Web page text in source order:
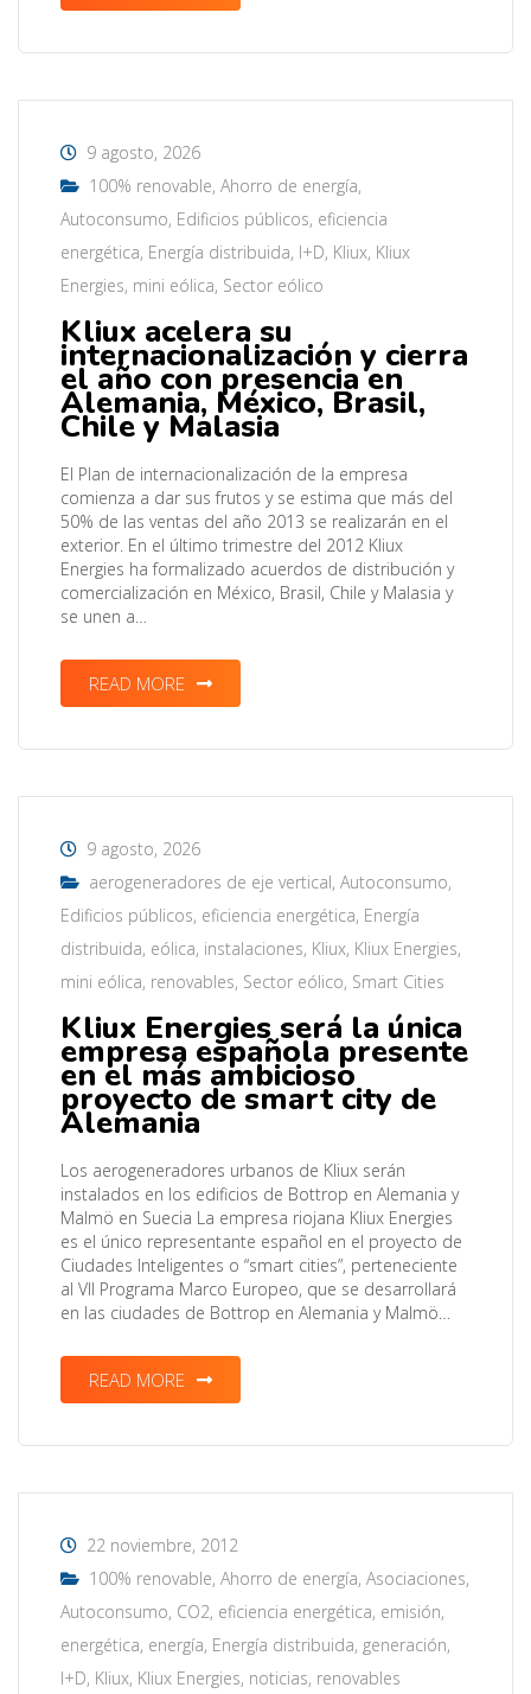
9 agosto, 2026
100% renovable, Ahorro de energía,
Autoconsumo, Edificios públicos, eficiencia
energética, Energía distribuida, I+D, Kliux, Kliux
Energies, mini eólica, Sector eólico
Kliux acelera su
internacionalización y cierra
el año con presencia en
Alemania, México, Brasil,
Chile y Malasia
El Plan de internacionalización de la empresa
comienza a dar sus frutos y se estima que más del
50% de las ventas del año 2013 se realizarán en el
exterior. En el último trimestre del 2012 Kliux
Energies ha formalizado acuerdos de distribución y
comercialización en México, Brasil, Chile y Malasia y
se unen a…
READ MORE
9 agosto, 2026
aerogeneradores de eje vertical, Autoconsumo,
Edificios públicos, eficiencia energética, Energía
distribuida, eólica, instalaciones, Kliux, Kliux Energies,
mini eólica, renovables, Sector eólico, Smart Cities
Kliux Energies será la única
empresa española presente
en el más ambicioso
proyecto de smart city de
Alemania
Los aerogeneradores urbanos de Kliux serán
instalados en los edificios de Bottrop en Alemania y
Malmö en Suecia La empresa riojana Kliux Energies
es el único representante español en el proyecto de
Ciudades Inteligentes o “smart cities”, perteneciente
al VII Programa Marco Europeo, que se desarrollará
en las ciudades de Bottrop en Alemania y Malmö…
READ MORE
22 noviembre, 2012
100% renovable, Ahorro de energía, Asociaciones,
Autoconsumo, CO2, eficiencia energética, emisión,
energética, energía, Energía distribuida, generación,
I+D, Kliux, Kliux Energies, noticias, renovables